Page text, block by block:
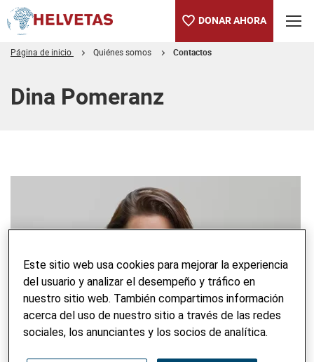
DONAR AHORA
Página de inicio Quiénes somos Contactos
Dina Pomeranz
Este sitio web usa cookies para mejorar la experiencia
del usuario y analizar el desempeño y tráfico en
nuestro sitio web. También compartimos información
acerca del uso de nuestro sitio a través de las redes
sociales, los anunciantes y los socios de analítica.